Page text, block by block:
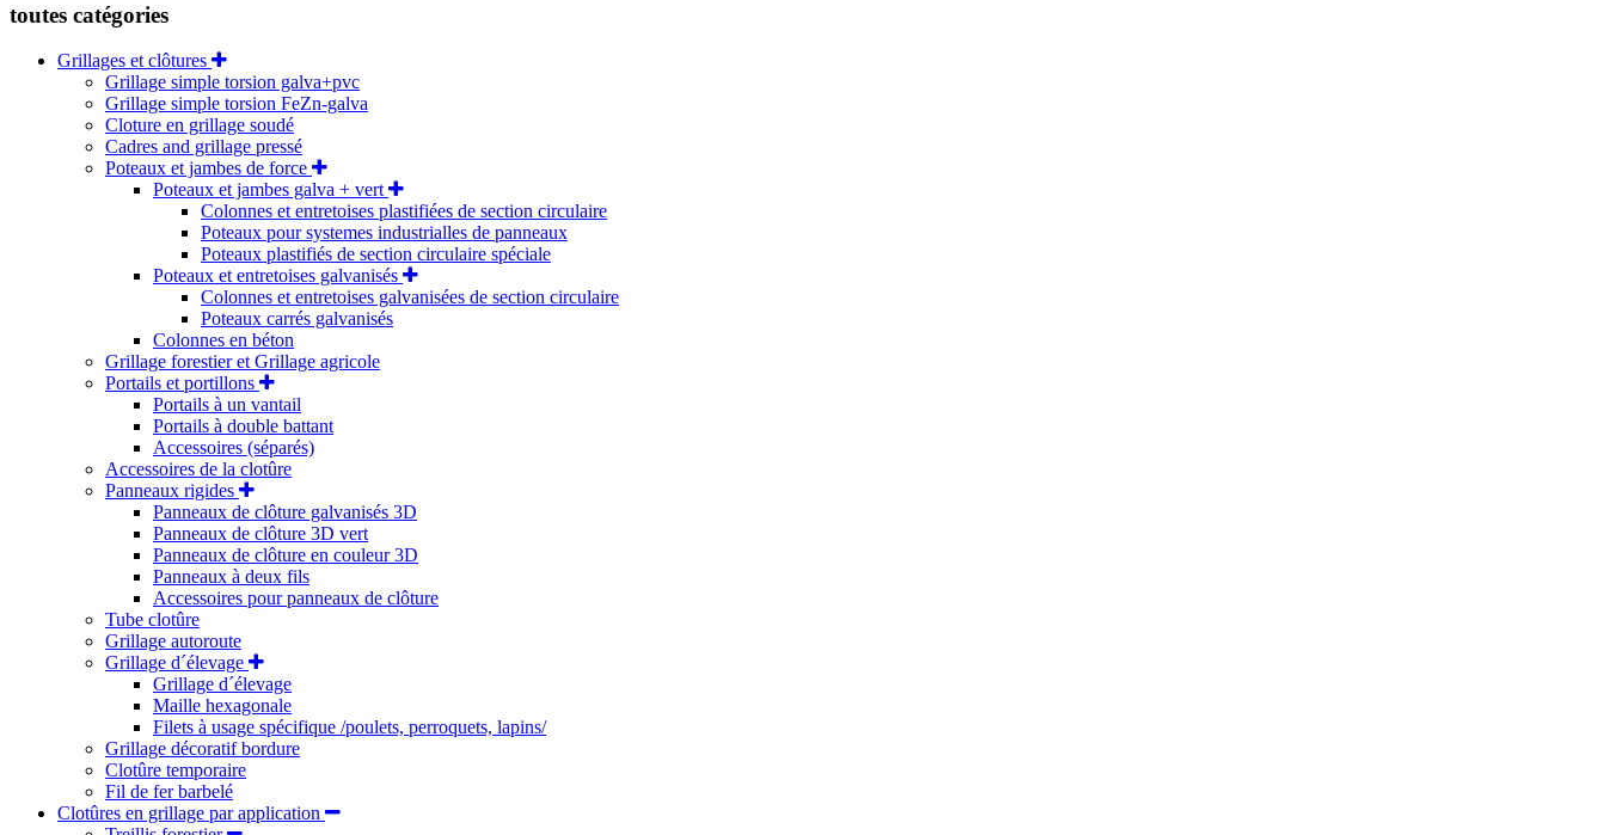
toutes catégories
Grillages et clôtures
Grillage simple torsion galva+pvc
Grillage simple torsion FeZn-galva
Cloture en grillage soudé
Cadres and grillage pressé
Poteaux et jambes de force
Poteaux et jambes galva + vert
Colonnes et entretoises plastifiées de section circulaire
Poteaux pour systemes industrialles de panneaux
Poteaux plastifiés de section circulaire spéciale
Poteaux et entretoises galvanisés
Colonnes et entretoises galvanisées de section circulaire
Poteaux carrés galvanisés
Colonnes en béton
Grillage forestier et Grillage agricole
Portails et portillons
Portails à un vantail
Portails à double battant
Accessoires (séparés)
Accessoires de la clotûre
Panneaux rigides
Panneaux de clôture galvanisés 3D
Panneaux de clôture 3D vert
Panneaux de clôture en couleur 3D
Panneaux à deux fils
Accessoires pour panneaux de clôture
Tube clotûre
Grillage autoroute
Grillage d´élevage
Grillage d´élevage
Maille hexagonale
Filets à usage spécifique /poulets, perroquets, lapins/
Grillage décoratif bordure
Clotûre temporaire
Fil de fer barbelé
Clotûres en grillage par application